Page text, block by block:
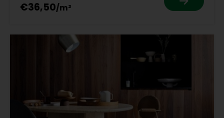
€36,50